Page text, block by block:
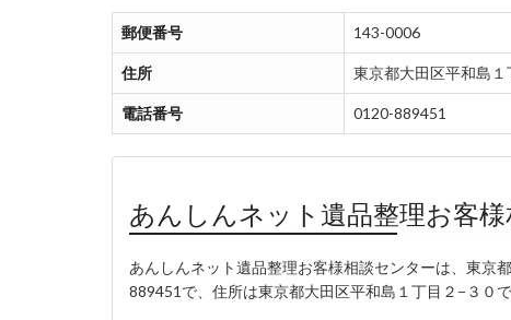
郵便番号 143-0006
住所 東京都大田区平和島１
電話番号 0120-889451
あんしんネット遺品整理お客
あんしんネット遺品整理お客様相談センターは、東京
889451で、住所は東京都大田区平和島１丁目２−３０で